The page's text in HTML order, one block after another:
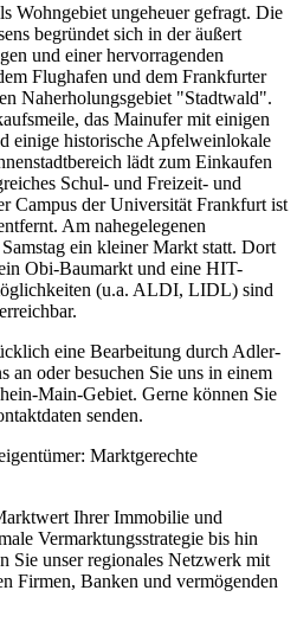
Wohngebiet ungeheuer gefragt. Die
begründet sich in der äußert
und einer hervorragenden
Flughafen und dem Frankfurter
Naherholungsgebiet "Stadtwald".
das Mainufer mit einigen
einige historische Apfelweinlokale
lädt zum Einkaufen
Schul- und Freizeit- und
Campus der Universität Frankfurt ist
Am nahegelegenen
ein kleiner Markt statt. Dort
Obi-Baumarkt und eine HIT-
(u.a. ALDI, LIDL) sind
eine Bearbeitung durch Adler-
an oder besuchen Sie uns in einem
Main-Gebiet. Gerne können Sie
senden.
Marktgerechte
Ihrer Immobilie und
Vermarktungsstrategie bis hin
Sie unser regionales Netzwerk mit
Firmen, Banken und vermögenden